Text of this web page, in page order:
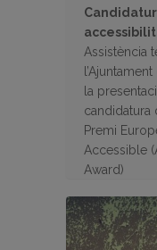
Assistència
la
candidatura
Premi
Accessible
Award)